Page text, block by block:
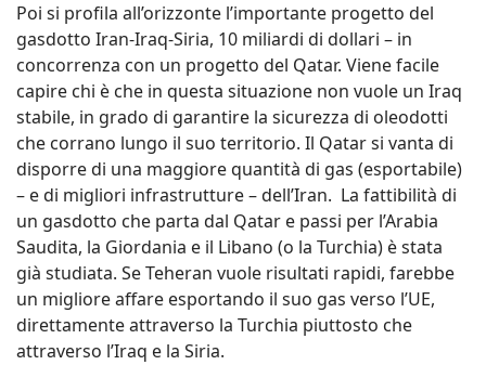
Poi si profila all’orizzonte l’importante progetto del
gasdotto Iran-Iraq-Siria, 10 miliardi di dollari – in
concorrenza con un progetto del Qatar. Viene facile
capire chi è che in questa situazione non vuole un Iraq
stabile, in grado di garantire la sicurezza di oleodotti
che corrano lungo il suo territorio. Il Qatar si vanta di
disporre di una maggiore quantità di gas (esportabile)
– e di migliori infrastrutture – dell’Iran. La fattibilità di
un gasdotto che parta dal Qatar e passi per l’Arabia
Saudita, la Giordania e il Libano (o la Turchia) è stata
già studiata. Se Teheran vuole risultati rapidi, farebbe
un migliore affare esportando il suo gas verso l’UE,
direttamente attraverso la Turchia piuttosto che
attraverso l’Iraq e la Siria.